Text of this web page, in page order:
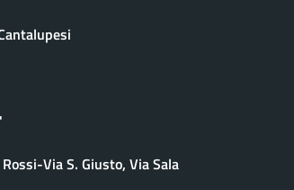
Via S. Giusto, Via Sala